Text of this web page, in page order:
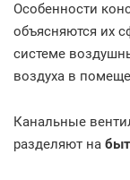
Особенности
объясняются их
системе
воздуха в
Канальные
разделяют на